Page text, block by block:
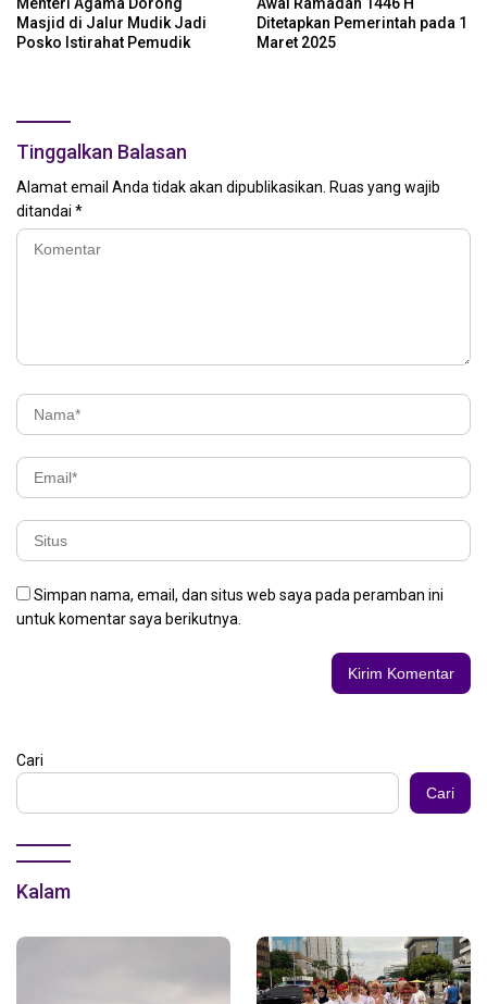
Masjid di Jalur Mudik Jadi
Posko Istirahat Pemudik
Ditetapkan Pemerintah pada 1
Maret 2025
Tinggalkan Balasan
Alamat email Anda tidak akan dipublikasikan. Ruas yang wajib
ditandai *
Simpan nama, email, dan situs web saya pada peramban ini
untuk komentar saya berikutnya.
Cari
Cari
Kalam